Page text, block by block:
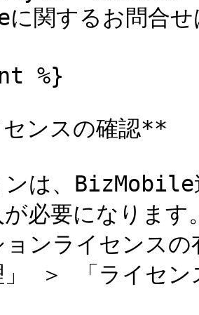
関するお問合せ
%}
ンスの確認**
ンは、BizMobile
が必要になりま
ョンライセンス
」 ＞ 「ライセン